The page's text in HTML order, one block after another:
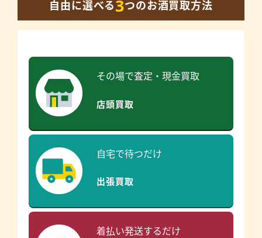
自由に選べる3つのお酒買取方法
その場で査定・現金買取
店頭買取
自宅で待つだけ
出張買取
着払い発送するだけ